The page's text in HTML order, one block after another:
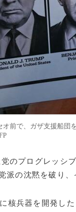
前で、ガザ支援船団
党のプログレッシ
派の沈黙を破り
核兵器を開発し